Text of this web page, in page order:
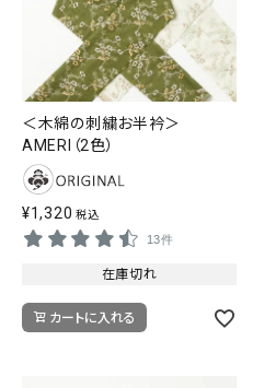
＜木綿の刺繍お半衿＞
AMERI（2色）
¥1,320 税込
13件
在庫切れ
カートに入れる